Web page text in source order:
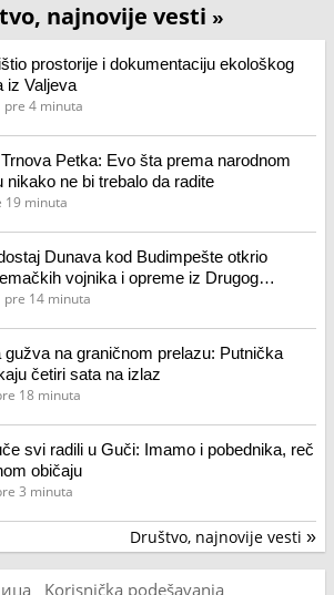
najnovije vesti »
prostorije i dokumentaciju ekološkog
iz Valjeva
pre 4 minuta
Petka: Evo šta prema narodnom
nikako ne bi trebalo da radite
19 minuta
Dunava kod Budimpešte otkrio
vojnika i opreme iz Drugog
pre 14 minuta
gužva na graničnom prelazu: Putnička
četiri sata na izlaz
18 minuta
svi radili u Guči: Imamo i pobednika, reč
običaju
3 minuta
Društvo, najnovije vesti »
Korisnička podešavanja